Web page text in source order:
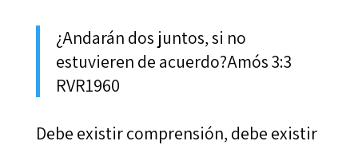
¿Andarán dos juntos, si no
estuvieren de acuerdo?Amós 3:3
RVR1960
Debe existir comprensión, debe existir